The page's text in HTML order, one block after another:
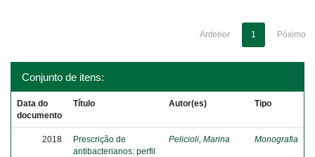
Anterior 1 Póximo
Conjunto de itens:
Data do
documento
Título Autor(es) Tipo
2018
Prescrição de
antibacterianos: perfil
Pelicioli, Marina Monografia